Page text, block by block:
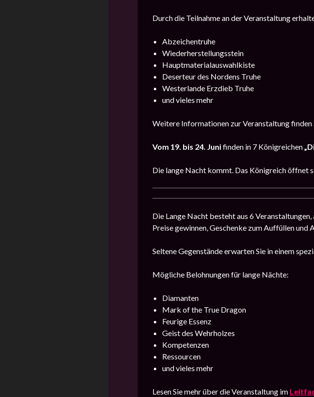
Durch die Teilnahme an der Veranstaltung
Abzeichentruhe
Wiederherstellungsstein
Hauptmaterialauswahlkiste
Deserteur des Nordens Truhe
Westerlande Erzdieb Truhe
und vieles mehr
Weitere Informationen zur Veranstaltung finden
Vom 19. bis 24. Junifinden in 7 Königreichen
Die lange Nacht kommt. Das Königreich öffnet
Die Lange Nacht besteht aus 6
Preise gewinnen, Geschenke zum Auffüllen und
Seltene Gegenstände erwarten Sie in einem
Mögliche Belohnungen für lange Nächte:
Diamanten
Mark of the True Dragon
Feurige Essenz
Geist des Wehrholzes
Kompetenzen
Ressourcen
und vieles mehr
Lesen Sie mehr über die Veranstaltung im